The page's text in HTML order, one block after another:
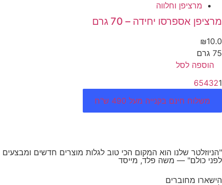
מרציפן וחלווה
אספרסו יחידה – 70 גרם
₪
הוספה לסל
3
4
5
6
משלוח חינם בקנייה מעל 490 ש"ח
שלנו הוא המקום הכי טוב לגלות מוצרים חדשים ומבצעים
כולם"— משה פלד, מייסד
מחוברים